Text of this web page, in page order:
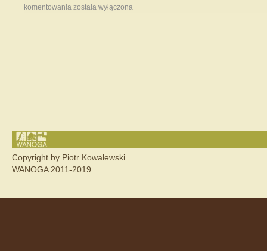
komentowania została wyłączona
Copyright by Piotr Kowalewski
WANOGA 2011-2019